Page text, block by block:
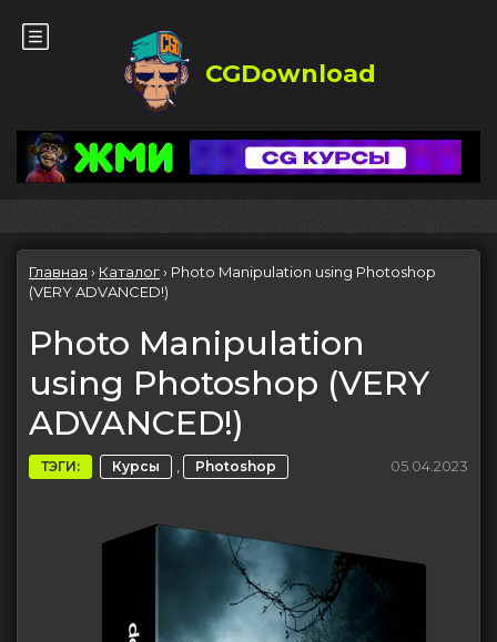
CGDownload
Главная › Каталог› Photo Manipulation using Photoshop
(VERY ADVANCED!)
Photo Manipulation
using Photoshop (VERY
ADVANCED!)
ТЭГИ: Курсы , Photoshop 05.04.2023